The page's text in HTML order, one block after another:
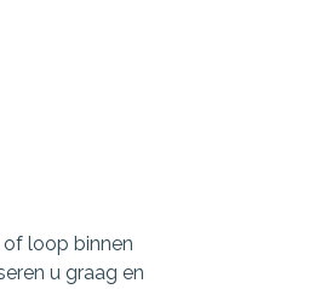
loop binnen
u graag en